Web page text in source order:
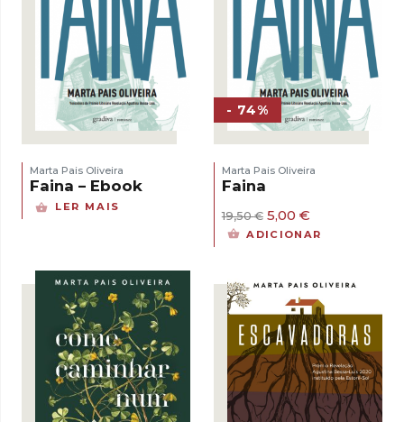
Marta Pais Oliveira
Faina – Ebook
LER MAIS
- 74%
Marta Pais Oliveira
Faina
19,50€ O
preço
5,00 €O
preço
ADICIONAR